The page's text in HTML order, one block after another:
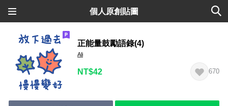
個人原創貼圖
正能量鼓勵語錄(4)
Ali
NT$42 670